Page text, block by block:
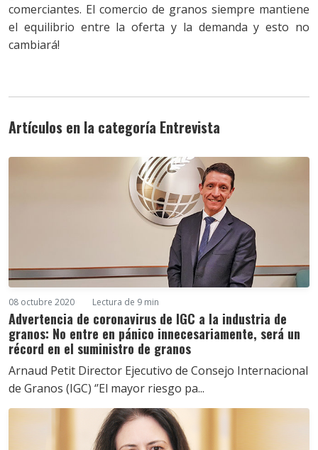
comerciantes. El comercio de granos siempre mantiene
el equilibrio entre la oferta y la demanda y esto no
cambiará!
Artículos en la categoría Entrevista
08 octubre 2020 Lectura de 9 min
Advertencia de coronavirus de IGC a la industria de
granos: No entre en pánico innecesariamente, será un
récord en el suministro de granos
Arnaud Petit Director Ejecutivo de Consejo Internacional
de Granos (IGC) ‘’El mayor riesgo pa...